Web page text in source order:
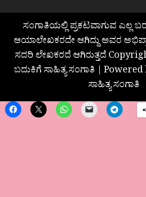
ಸಂಗಾತಿಯಲ್ಲಿ ಪ್ರಕಟವಾಗುವ ಎಲ್ಲ
ಆಯಾಲೇಖಕರದೇ ಆಗಿದ್ದು ಅವರ
ಸದರಿ ಲೇಖಕರದೆ ಆಗಿರುತ್ತದೆ
ಬದುಕಿಗೆ ಸಾಹಿತ್ಯ ಸಂಗಾತಿ |
ಸಾಹಿತ್ಯ ಸಂಗಾತಿ